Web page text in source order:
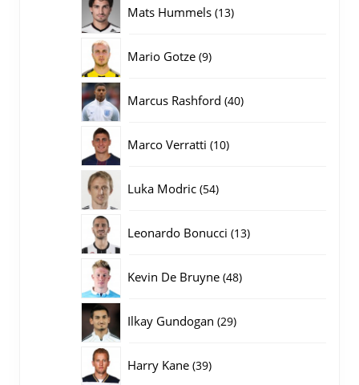
Mats Hummels 1313
Mario Gotze 99
Marcus Rashford 4040
Marco Verratti 1010
Luka Modric 5454
Leonardo Bonucci 1313
Kevin De Bruyne 4848
Ilkay Gundogan 2929
Harry Kane 3939